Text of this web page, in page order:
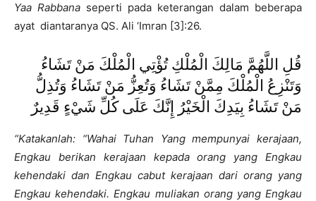
Yaa Rabbana seperti pada keterangan dalam beberapa
ayat diantaranya QS. Ali ‘Imran [3]:26.
قُلِ اللَّهُمَّ مَالِكَ الْمُلْكِ تُؤْتِي الْمُلْكَ مَنْ تَشَاءُ
وَتَنْزِعُ الْمُلْكَ مِمَّنْ تَشَاءُ وَتُعِزُّ مَنْ تَشَاءُ وَتُذِلُّ
مَنْ تَشَاءُ بِيَدِكَ الْخَيْرُ إِنَّكَ عَلَى كُلِّ شَيْءٍ قَدِيرٌ
“Katakanlah: “Wahai Tuhan Yang mempunyai kerajaan,
Engkau berikan kerajaan kepada orang yang Engkau
kehendaki dan Engkau cabut kerajaan dari orang yang
Engkau kehendaki. Engkau muliakan orang yang Engkau